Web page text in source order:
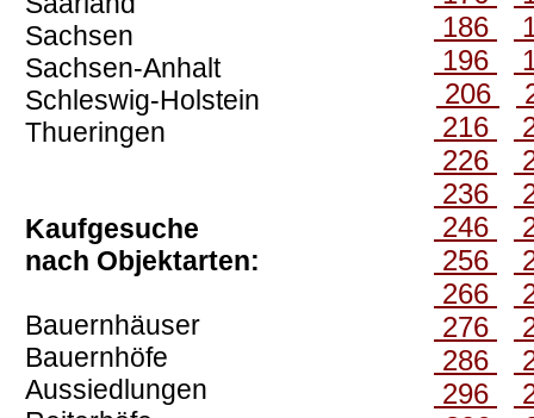
Sachsen
Sachsen-Anhalt
Schleswig-Holstein
Thueringen
Kaufgesuche
nach Objektarten:
Bauernhäuser
Bauernhöfe
Aussiedlungen
186
196
206
216
226
236
246
256
266
276
286
296